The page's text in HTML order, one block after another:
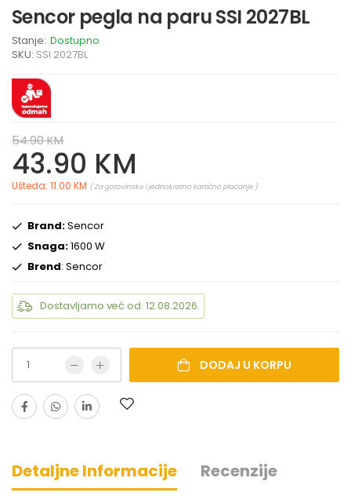
Sencor pegla na paru SSI 2027BL
Stanje: Dostupno
SKU: SSI 2027BL
54.90 KM
43.90 KM
Ušteda: 11.00 KM ( Za gotovinsko i jednokratno kartično plaćanje )
Brand:Sencor
Snaga:1600 W
Brend: Sencor
Dostavljamo već od: 12.08.2026.
DODAJ U KORPU
Detaljne Informacije
Recenzije